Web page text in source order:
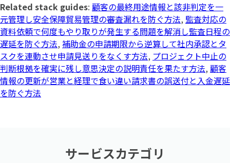
Related stack guides: 顧客の最終用途情報と該非判定を一
元管理し安全保障貿易管理の審査漏れを防ぐ方法, 監査対応の
資料依頼で何度もやり取りが発生する問題を解消し監査日程の
遅延を防ぐ方法, 補助金の申請期限から逆算して社内承認とタ
スクを連動させ申請見送りをなくす方法, プロジェクト中止の
判断根拠を確実に残し意思決定の説明責任を果たす方法, 顧客
情報の更新が営業と経理で食い違い請求書の誤送付と入金遅延
を防ぐ方法
サービスカテゴリ